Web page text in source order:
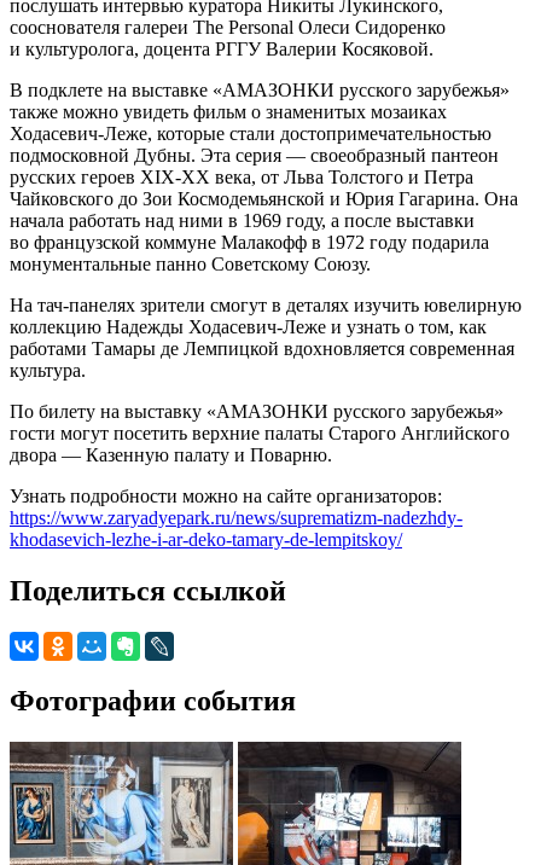
послушать интервью куратора Никиты Лукинского,
сооснователя галереи The Personal Олеси Сидоренко
и культуролога, доцента РГГУ Валерии Косяковой.
В подклете на выставке «АМАЗОНКИ русского зарубежья»
также можно увидеть фильм о знаменитых мозаиках
Ходасевич-Леже, которые стали достопримечательностью
подмосковной Дубны. Эта серия — своеобразный пантеон
русских героев XIX-ХХ века, от Льва Толстого и Петра
Чайковского до Зои Космодемьянской и Юрия Гагарина. Она
начала работать над ними в 1969 году, а после выставки
во французской коммуне Малакофф в 1972 году подарила
монументальные панно Советскому Союзу.
На тач-панелях зрители смогут в деталях изучить ювелирную
коллекцию Надежды Ходасевич-Леже и узнать о том, как
работами Тамары де Лемпицкой вдохновляется современная
культура.
По билету на выставку «АМАЗОНКИ русского зарубежья»
гости могут посетить верхние палаты Старого Английского
двора — Казенную палату и Поварню.
Узнать подробности можно на сайте организаторов:
https://www.zaryadyepark.ru/news/suprematizm-nadezhdy-
khodasevich-lezhe-i-ar-deko-tamary-de-lempitskoy/
Поделиться ссылкой
Фотографии события